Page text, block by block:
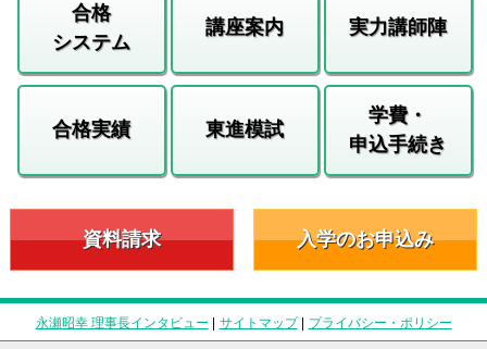
合格
システム
講座案内 実力講師陣
合格実績 東進模試
学費・
申込手続き
資料請求 入学のお申込み
永瀬昭幸 理事長インタビュー | サイトマップ| プライバシー・ポリシー